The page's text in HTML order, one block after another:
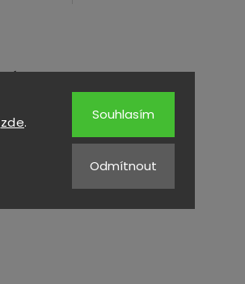
zde.
Odmítnout
Souhlasím
produkty